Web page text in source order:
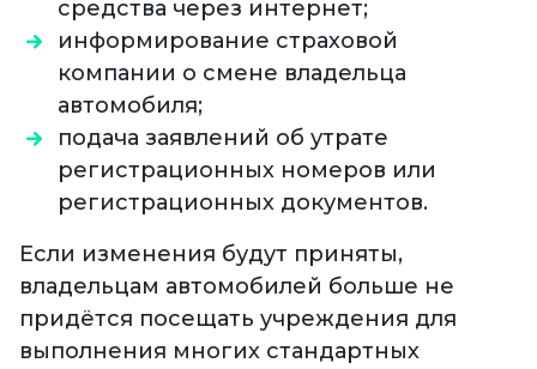
средства через интернет;
информирование страховой
компании о смене владельца
автомобиля;
подача заявлений об утрате
регистрационных номеров или
регистрационных документов.
Если изменения будут приняты,
владельцам автомобилей больше не
придётся посещать учреждения для
выполнения многих стандартных